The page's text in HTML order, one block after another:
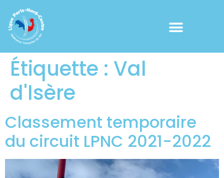
Étiquette : Val
d'Isère
Classement temporaire
du circuit LPNC 2021-2022